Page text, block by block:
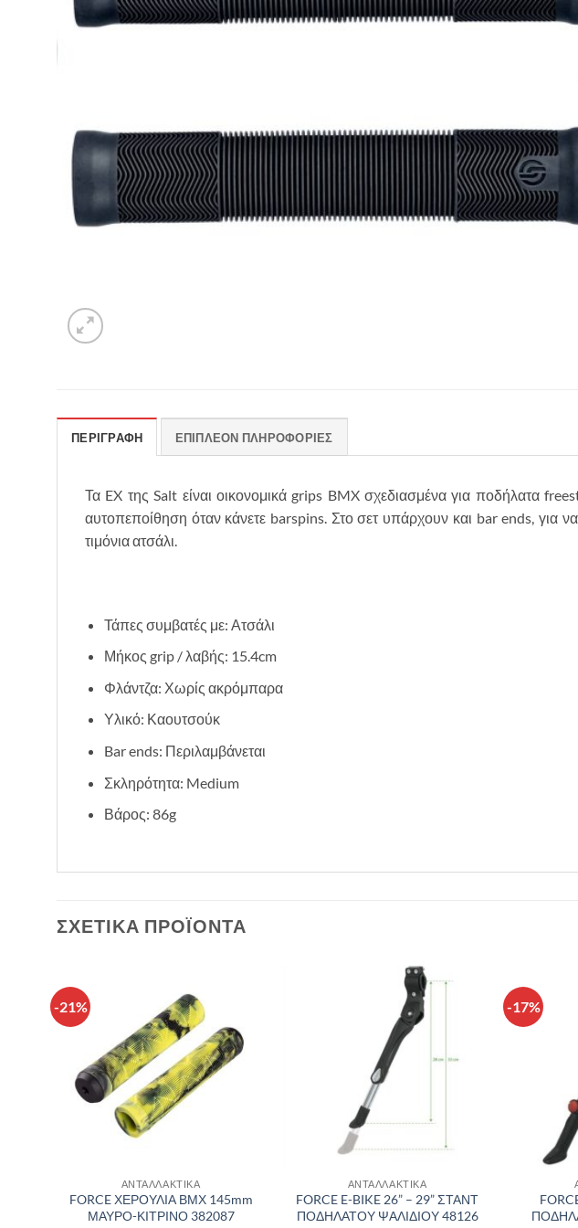
ΠΕΡΙΓΡΑΦΉ ΕΠΙΠΛΈΟΝ ΠΛΗΡΟΦΟΡΊΕΣ
Τα EX της Salt είναι οικονομικά grips BMX σχεδιασμένα για ποδήλατα
αυτοπεποίθηση όταν κάνετε barspins. Στο σετ υπάρχουν και bar ends, για
τιμόνια ατσάλι.
Τάπες συμβατές με: Ατσάλι
Μήκος grip / λαβής: 15.4cm
Φλάντζα: Χωρίς ακρόμπαρα
Υλικό: Καουτσούκ
Bar ends: Περιλαμβάνεται
Σκληρότητα: Medium
Βάρος: 86g
ΣΧΕΤΙΚΆ ΠΡΟΪΌΝΤΑ
-21%
Πρόσθήκη
στην λίστα
επιθυμιών
ΑΝΤΑΛΛΑΚΤΙΚΑ
FORCE ΧΕΡΟΥΛΙΑ ΒΜΧ 145mm
ΜΑΥΡΟ-ΚΙΤΡΙΝΟ 382087
ΑΝΤΑΛΛΑΚΤΙΚΑ
FORCE E-BIKE 26” – 29” ΣΤΑΝΤ
ΠΟΔΗΛΑΤΟΥ ΨΑΛΙΔΙΟΥ 48126
-17%